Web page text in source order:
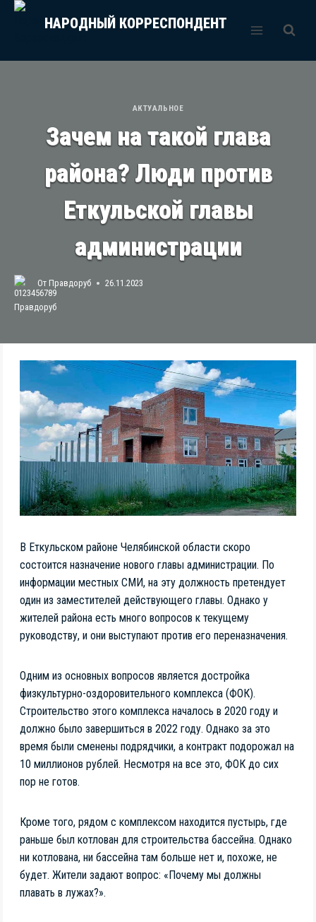
Перейти
НАРОДНЫЙ КОРРЕСПОНДЕНТ
АКТУАЛЬНОЕ
Зачем на такой глава
района? Люди против
Еткульской главы
администрации
От Правдоруб 26.11.2023
В Еткульском районе Челябинской области скоро
состоится назначение нового главы администрации. По
информации местных СМИ, на эту должность претендует
один из заместителей действующего главы. Однако у
жителей района есть много вопросов к текущему
руководству, и они выступают против его переназначения.
Одним из основных вопросов является достройка
физкультурно-оздоровительного комплекса (ФОК).
Строительство этого комплекса началось в 2020 году и
должно было завершиться в 2022 году. Однако за это
время были сменены подрядчики, а контракт подорожал на
10 миллионов рублей. Несмотря на все это, ФОК до сих
пор не готов.
Кроме того, рядом с комплексом находится пустырь, где
раньше был котлован для строительства бассейна. Однако
ни котлована, ни бассейна там больше нет и, похоже, не
будет. Жители задают вопрос: «Почему мы должны
плавать в лужах?».